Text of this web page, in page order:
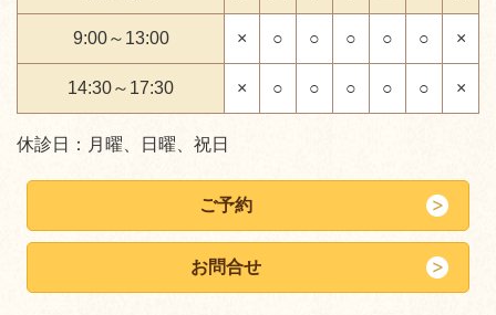
9:00～13:00 × ○ ○ ○ ○ ○ ×
14:30～17:30 × ○ ○ ○ ○ ○ ×
休診日：月曜、日曜、祝日
ご予約
お問合せ